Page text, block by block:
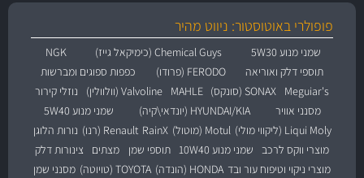
פופולרי באוטוסטור: ניווט מהיר
שמני מנוע 5W30 Chemical Guys (כימיקאל גייז)
NGK
תוספי דלק ואוריאה
FERODO (פרודו)
כפפות ספוגים ומברשות
Meguiar's
SONAX (סונקס) MAHLE Valvoline (וולוולין)
נוזלי קירור
מסנני אוויר
HYUNDAI/KIA (יונדאי\קיה)
שמני מנוע 5W40
Liqui Moly (ליקווי מולי)
Motul (מוטול) RainX Renault (רנו)
נורות הלוגן
מוצרי ווקס לרכב
שמני מנוע 10W40 תוספי שמן מצתים
צינורות דלק
מוצרי ניקוי וטיפוח עור ובד HONDA (הונדה) TOYOTA (טויוטה)
מסנני שמן